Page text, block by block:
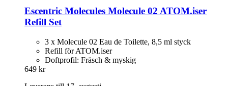
Escentric Molecules Molecule 02 ATOM.iser
Refill Set
3 x Molecule 02 Eau de Toilette, 8,5 ml styck
Refill för ATOM.iser
Doftprofil: Fräsch & myskig
649 kr